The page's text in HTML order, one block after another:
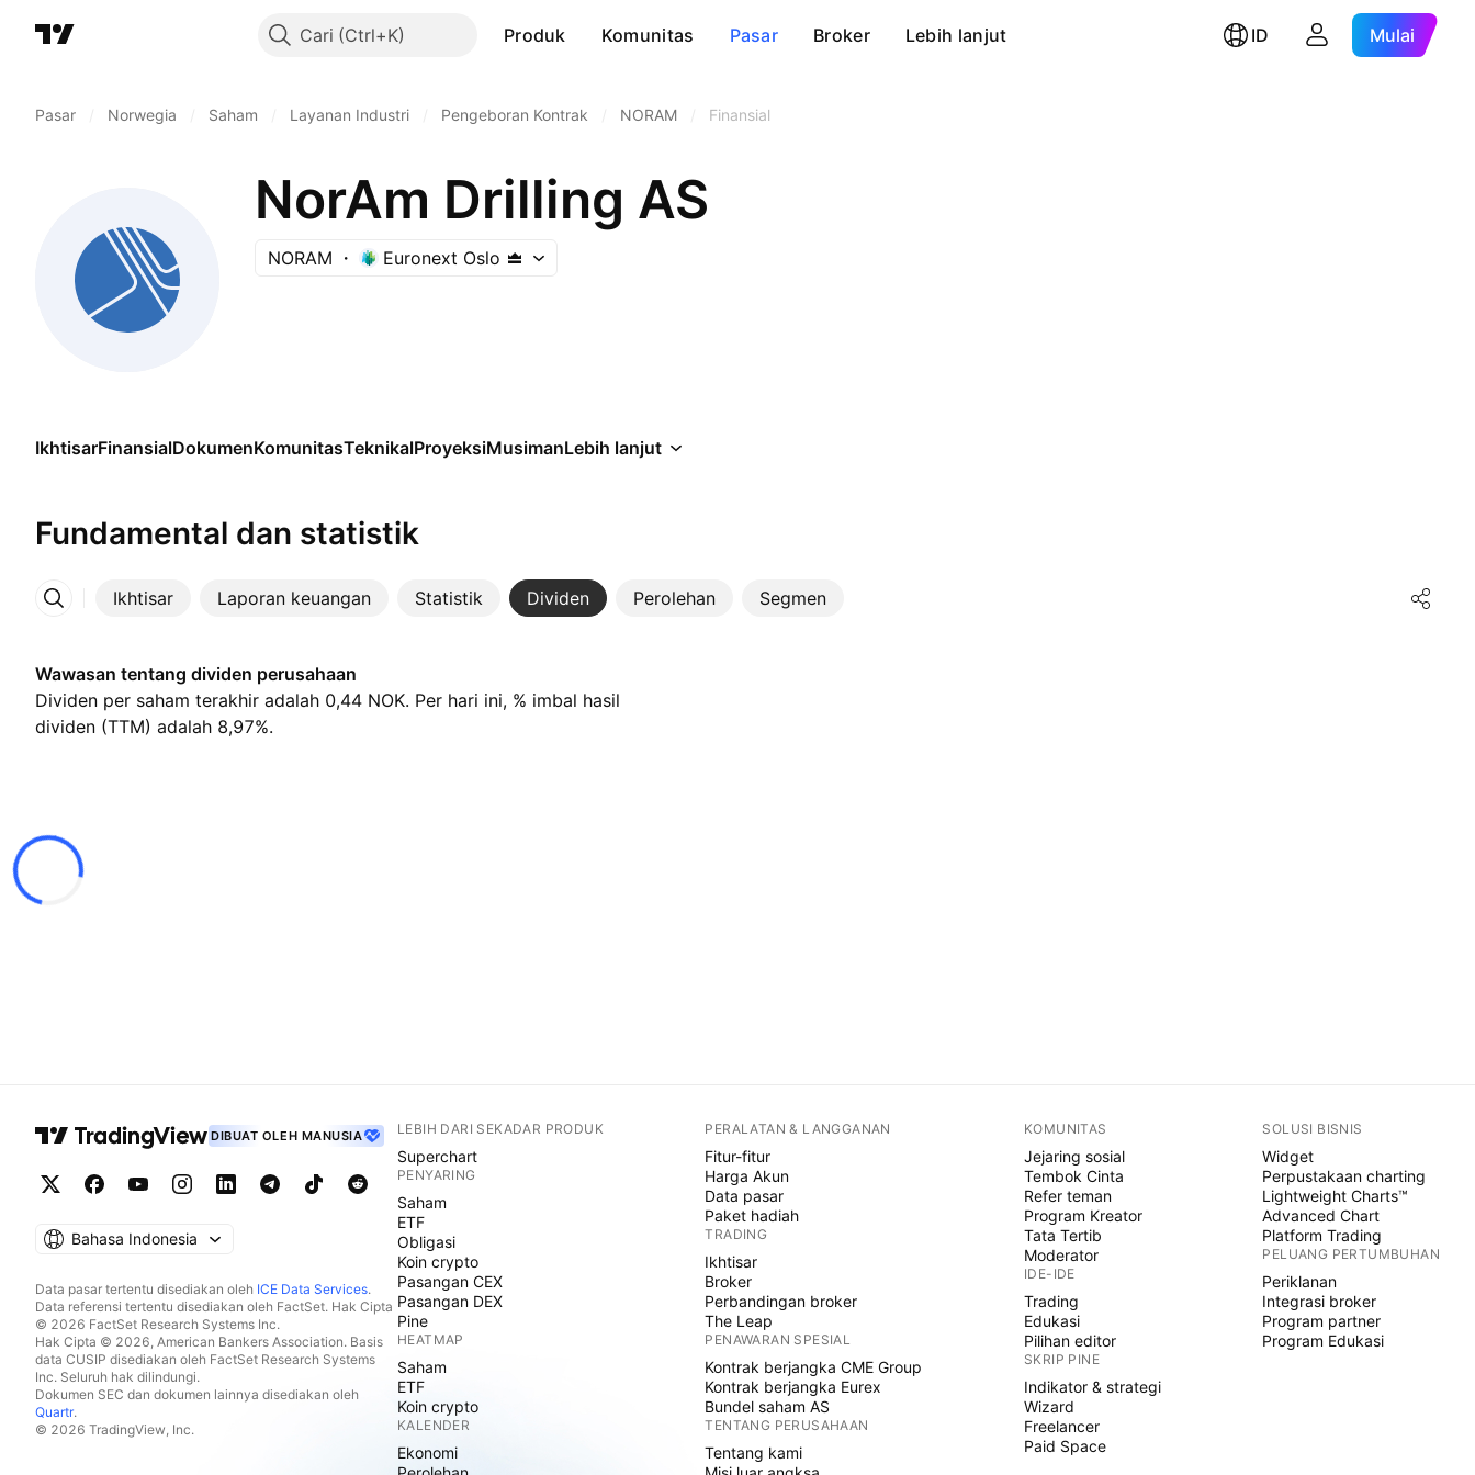
Cari Produk Komunitas Pasar Broker Lebih lanjut ID Mulai
Pasar Norwegia Saham Layanan Industri Pengeboran Kontrak NORAM Finansial
NorAm Drilling AS
NORAM Euronext Oslo
IkhtisarFinansialDokumenKomunitasTeknikalProyeksiMusimanLebih lanjut
Fundamental dan statistik
Ikhtisar Laporan keuangan Statistik Dividen Perolehan Segmen
Lainnya
Wawasan tentang dividen perusahaan
Dividen per saham terakhir adalah 0,44 NOK. Per hari ini, % imbal hasil
dividen (TTM) adalah 8,97%.
DIBUAT OLEH MANUSIA
Bahasa Indonesia
Data pasar tertentu disediakan oleh ICE Data Services.
Data referensi tertentu disediakan oleh FactSet. Hak Cipta
© 2026 FactSet Research Systems Inc.
Hak Cipta © 2026, American Bankers Association. Basis
data CUSIP disediakan oleh FactSet Research Systems
Inc. Seluruh hak dilindungi.
Dokumen SEC dan dokumen lainnya disediakan oleh
Quartr.
© 2026 TradingView, Inc.
LEBIH DARI SEKADAR PRODUK
Superchart
PENYARING
Saham
ETF
Obligasi
Koin crypto
Pasangan CEX
Pasangan DEX
Pine
HEATMAP
Saham
ETF
Koin crypto
KALENDER
Ekonomi
PERALATAN & LANGGANAN
Fitur-fitur
Harga Akun
Data pasar
Paket hadiah
TRADING
Ikhtisar
Broker
Perbandingan broker
The Leap
PENAWARAN SPESIAL
Kontrak berjangka CME Group
Kontrak berjangka Eurex
Bundel saham AS
TENTANG PERUSAHAAN
Tentang kami
KOMUNITAS
Jejaring sosial
Tembok Cinta
Refer teman
Program Kreator
Tata Tertib
Moderator
IDE-IDE
Trading
Edukasi
Pilihan editor
SKRIP PINE
Indikator & strategi
Wizard
Freelancer
Paid Space
SOLUSI BISNIS
Widget
Perpustakaan charting
Lightweight Charts™
Advanced Chart
Platform Trading
PELUANG PERTUMBUHAN
Periklanan
Integrasi broker
Program partner
Program Edukasi